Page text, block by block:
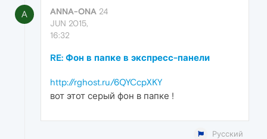
A ANNA-ONA 24
JUN 2015,
16:32
RE: Фон в папке в экспресс-панели
http://rghost.ru/6QYCcpXKY
вот этот серый фон в папке !
Русский